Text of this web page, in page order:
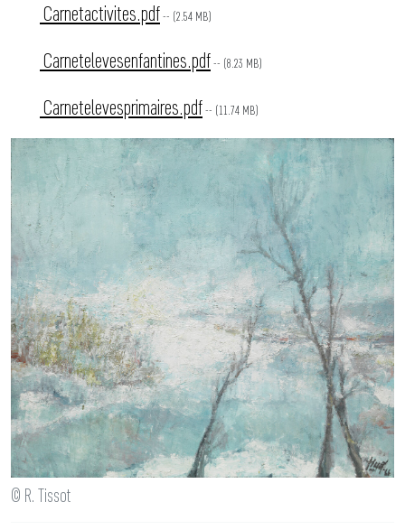
Carnetactivites.pdf-- (2.54 MB)
Carnetelevesenfantines.pdf-- (8.23 MB)
Carnetelevesprimaires.pdf-- (11.74 MB)
© R. Tissot